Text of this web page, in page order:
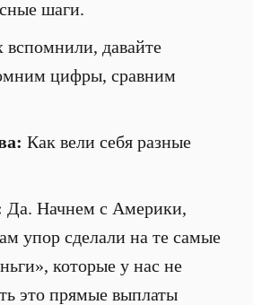
шаги.
вспомнили, давайте
цифры, сравним
Как вели себя разные
Да. Начнем с Америки,
упор сделали на те самые
которые у нас не
это прямые выплаты